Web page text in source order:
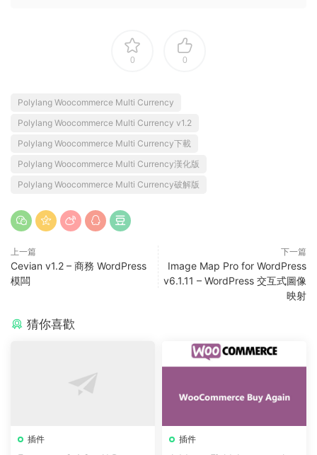
0 0
Polylang Woocommerce Multi Currency
Polylang Woocommerce Multi Currency v1.2
Polylang Woocommerce Multi Currency下載
Polylang Woocommerce Multi Currency漢化版
Polylang Woocommerce Multi Currency破解版
上一篇
Cevian v1.2 – 商務 WordPress
模闆
下一篇
Image Map Pro for WordPress
v6.1.11 – WordPress 交互式圖像
映射
猜你喜歡
插件 插件